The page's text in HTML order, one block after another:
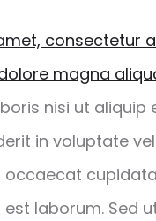
consectetur
magna
nisi ut
in voluptate
occaecat
laborum. Sed